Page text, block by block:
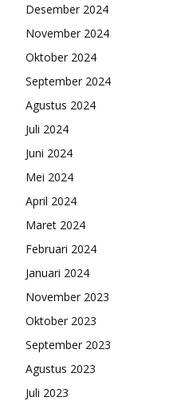
Desember 2024
November 2024
Oktober 2024
September 2024
Agustus 2024
Juli 2024
Juni 2024
Mei 2024
April 2024
Maret 2024
Februari 2024
Januari 2024
November 2023
Oktober 2023
September 2023
Agustus 2023
Juli 2023